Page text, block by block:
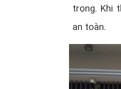
trọng. Khi
an toàn.